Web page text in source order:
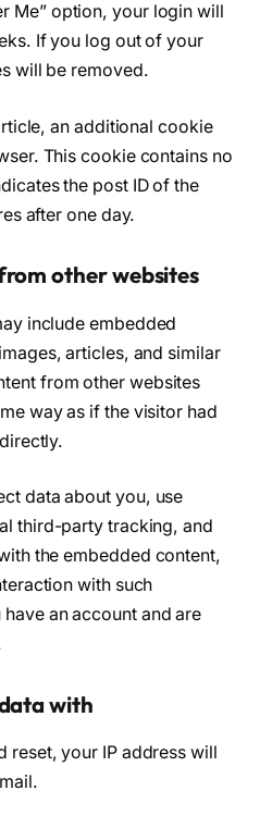
Me” option, your login will
If you log out of your
will be removed.
an additional cookie
This cookie contains no
the post ID of the
after one day.
other websites
include embedded
articles, and similar
from other websites
way as if the visitor had
data about you, use
third-party tracking, and
the embedded content,
with such
an account and are
with
reset, your IP address will